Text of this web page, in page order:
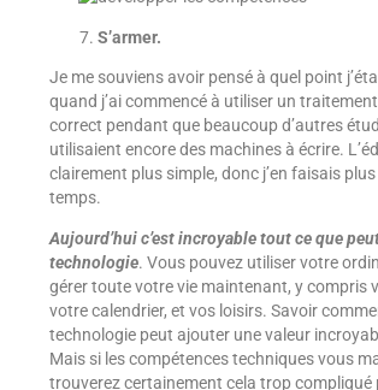
S’armer.
Je me souviens avoir pensé à quel point
quand j’ai commencé à utiliser un
correct pendant que beaucoup d’autres
utilisaient encore des machines à écrire.
clairement plus simple, donc j’en faisais
temps.
Aujourd’hui c’est incroyable tout ce que
technologie. Vous pouvez utiliser votre
gérer toute votre vie maintenant, y compris
votre calendrier, et vos loisirs. Savoir
technologie peut ajouter une valeur
Mais si les compétences techniques vous
trouverez certainement cela trop compliqué